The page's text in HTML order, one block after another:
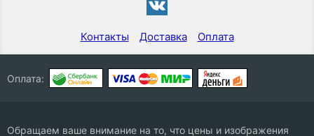
Контакты Доставка Оплата
Оплата:
Обращаем ваше внимание на то, что цены и изображения